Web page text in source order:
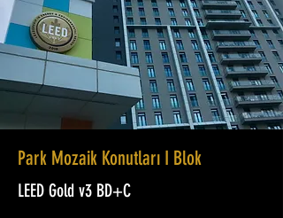
Park Mozaik Konutları I Blok
LEED Gold v3 BD+C